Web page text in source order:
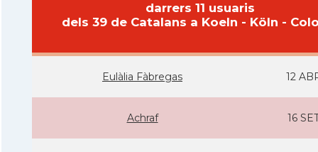
darrers 11 usuaris
dels 39 de Catalans a Koeln - Köln -
Eulàlia Fàbregas 12
Achraf 16